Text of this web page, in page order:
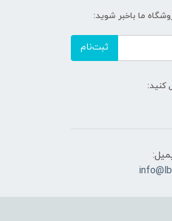
ما باخبر شوید:
ثبت‌نام
کنید: